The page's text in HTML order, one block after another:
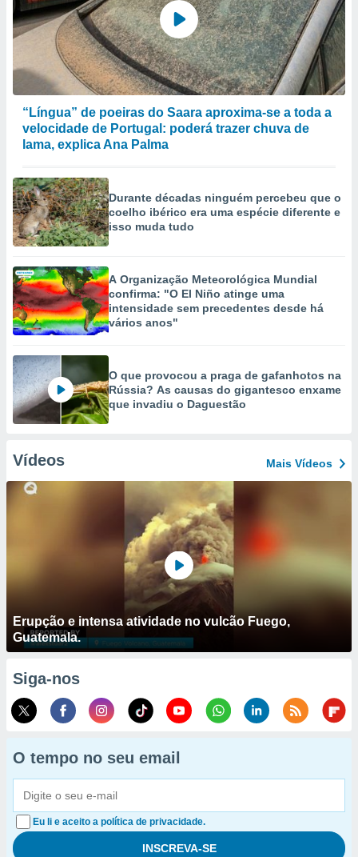
“Língua” de poeiras do Saara aproxima-se a toda a
velocidade de Portugal: poderá trazer chuva de
lama, explica Ana Palma
Durante décadas ninguém percebeu que o
coelho ibérico era uma espécie diferente e
isso muda tudo
A Organização Meteorológica Mundial
confirma: "O El Niño atinge uma
intensidade sem precedentes desde há
vários anos"
O que provocou a praga de gafanhotos na
Rússia? As causas do gigantesco enxame
que invadiu o Daguestão
Vídeos Mais Vídeos
Erupção e intensa atividade no vulcão Fuego,
Guatemala.
Siga-nos
O tempo no seu email
Eu li e aceito a política de privacidade.